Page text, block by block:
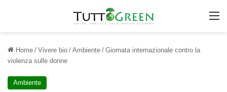
Home / Vivere bio / Ambiente / Giornata internazionale contro la
violenza sulle donne
Ambiente